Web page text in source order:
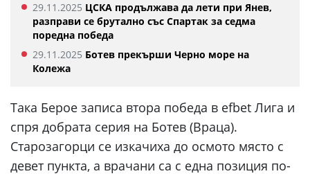
29.11.2025 ЦСКА продължава да лети при Янев,
разправи се брутално със Спартак за седма
поредна победа
29.11.2025 Ботев прекърши Черно море на
Колежа
Така Берое записа втора победа в efbet Лига и
спря добрата серия на Ботев (Враца).
Старозагорци се изкачиха до осмото място с
девет пункта, а врачани са с една позиция по-